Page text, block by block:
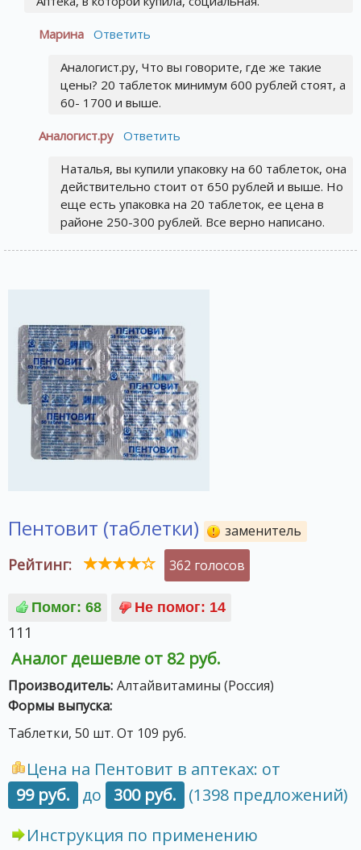
Марина Ответить
Аналогист.ру, Что вы говорите, где же такие
цены? 20 таблеток минимум 600 рублей стоят, а
60- 1700 и выше.
Аналогист.ру Ответить
Наталья, вы купили упаковку на 60 таблеток, она
действительно стоит от 650 рублей и выше. Но
еще есть упаковка на 20 таблеток, ее цена в
районе 250-300 рублей. Все верно написано.
Пентовит (таблетки) заменитель
Рейтинг: 362 голосов
111
Аналог дешевле от 82 руб.
Производитель: Алтайвитамины (Россия)
Формы выпуска:
Таблетки, 50 шт. От 109 руб.
Цена на Пентовит в аптеках: от
99 руб.
до 300 руб.
(1398 предложений)
Инструкция по применению